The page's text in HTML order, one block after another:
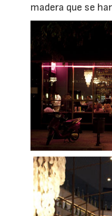
madera que se